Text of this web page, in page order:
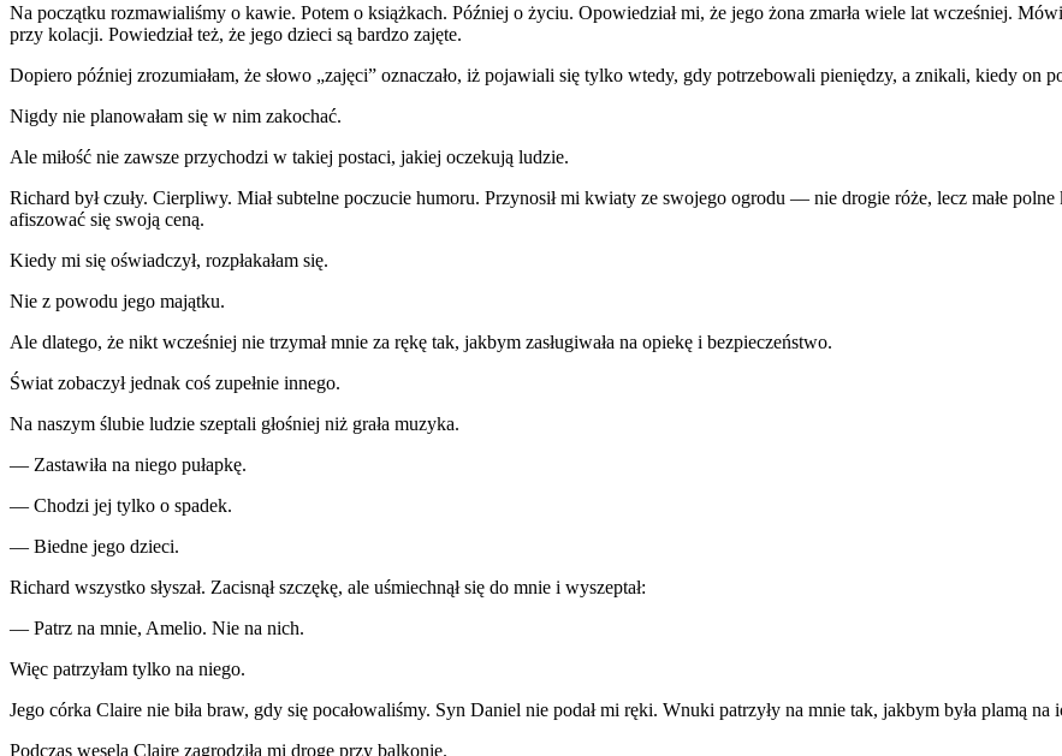
Na początku rozmawialiśmy o kawie. Potem o książkach. Później o życiu. Opowiedział mi, że jego żona zmarła wiele lat wcześniej.
przy kolacji. Powiedział też, że jego dzieci są bardzo zajęte.
Dopiero później zrozumiałam, że słowo „zajęci” oznaczało, iż pojawiali się tylko wtedy, gdy potrzebowali pieniędzy, a znikali, kiedy on
Nigdy nie planowałam się w nim zakochać.
Ale miłość nie zawsze przychodzi w takiej postaci, jakiej oczekują ludzie.
Richard był czuły. Cierpliwy. Miał subtelne poczucie humoru. Przynosił mi kwiaty ze swojego ogrodu — nie drogie róże, lecz małe
afiszować się swoją ceną.
Kiedy mi się oświadczył, rozpłakałam się.
Nie z powodu jego majątku.
Ale dlatego, że nikt wcześniej nie trzymał mnie za rękę tak, jakbym zasługiwała na opiekę i bezpieczeństwo.
Świat zobaczył jednak coś zupełnie innego.
Na naszym ślubie ludzie szeptali głośniej niż grała muzyka.
— Zastawiła na niego pułapkę.
— Chodzi jej tylko o spadek.
— Biedne jego dzieci.
Richard wszystko słyszał. Zacisnął szczękę, ale uśmiechnął się do mnie i wyszeptał:
— Patrz na mnie, Amelio. Nie na nich.
Więc patrzyłam tylko na niego.
Jego córka Claire nie biła braw, gdy się pocałowaliśmy. Syn Daniel nie podał mi ręki. Wnuki patrzyły na mnie tak, jakbym była plamą
Podczas wesela Claire zagrodziła mi drogę przy balkonie.